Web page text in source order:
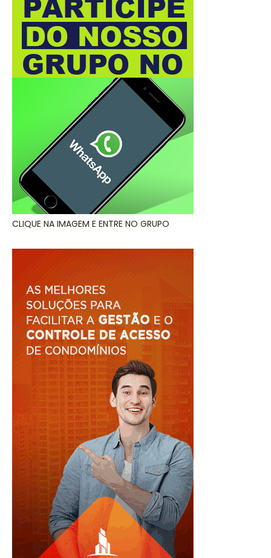
CLIQUE NA IMAGEM E ENTRE NO GRUPO